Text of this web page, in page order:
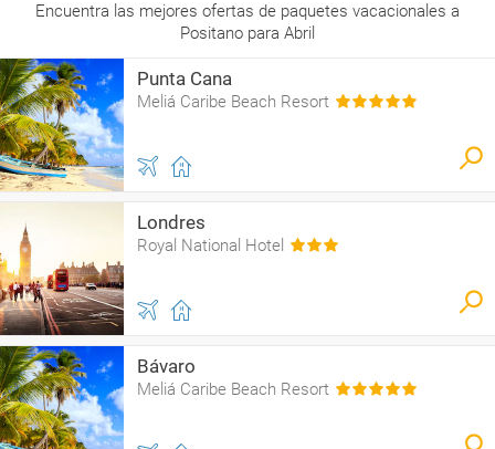
Encuentra las mejores ofertas de paquetes vacacionales a
Positano para Abril
Punta Cana
Meliá Caribe Beach Resort
Londres
Royal National Hotel
Bávaro
Meliá Caribe Beach Resort